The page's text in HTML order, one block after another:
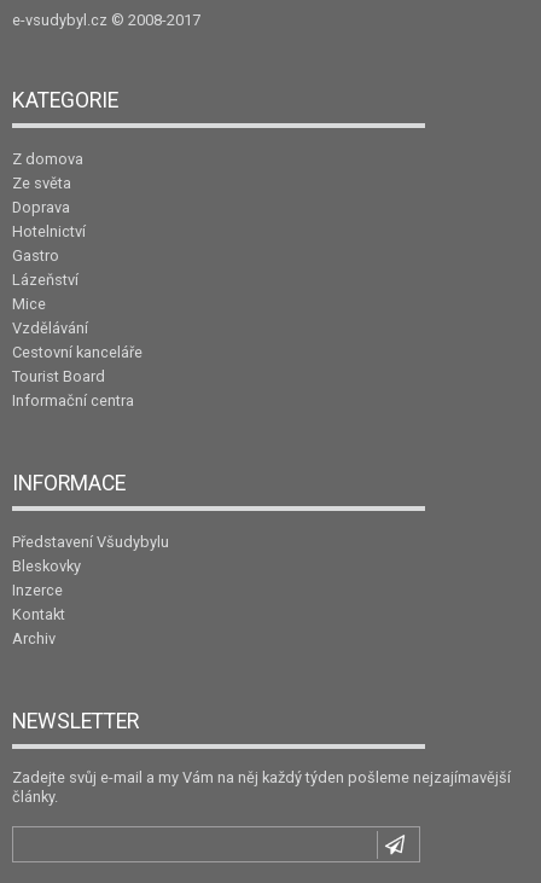
e-vsudybyl.cz © 2008-2017
KATEGORIE
Z domova
Ze světa
Doprava
Hotelnictví
Gastro
Lázeňství
Mice
Vzdělávání
Cestovní kanceláře
Tourist Board
Informační centra
INFORMACE
Představení Všudybylu
Bleskovky
Inzerce
Kontakt
Archiv
NEWSLETTER
Zadejte svůj e-mail a my Vám na něj každý týden pošleme nejzajímavější
články.